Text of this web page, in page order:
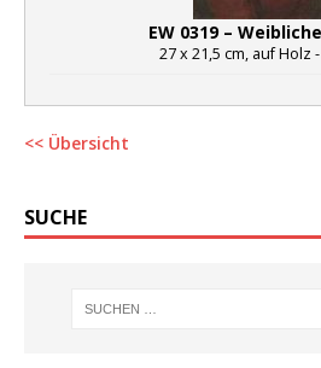
EW 0319 –
27 x 21,5 cm, auf Holz
<< Übersicht
SUCHE